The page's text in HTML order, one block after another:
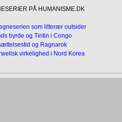
PÅ HUMANISME.DK
som litterær outsider
byrde og Tintin i Congo
og Ragnarok
virkelighed i Nord Korea